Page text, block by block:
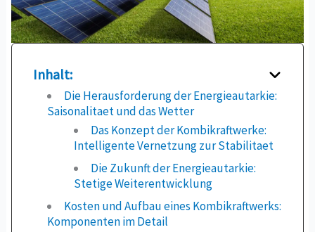
Inhalt:
Die Herausforderung der Energieautarkie:
Saisonalitaet und das Wetter
Das Konzept der Kombikraftwerke:
Intelligente Vernetzung zur Stabilitaet
Die Zukunft der Energieautarkie:
Stetige Weiterentwicklung
Kosten und Aufbau eines Kombikraftwerks:
Komponenten im Detail